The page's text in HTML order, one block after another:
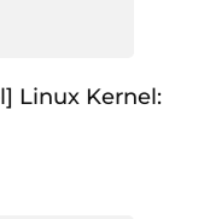
Linux Kernel: